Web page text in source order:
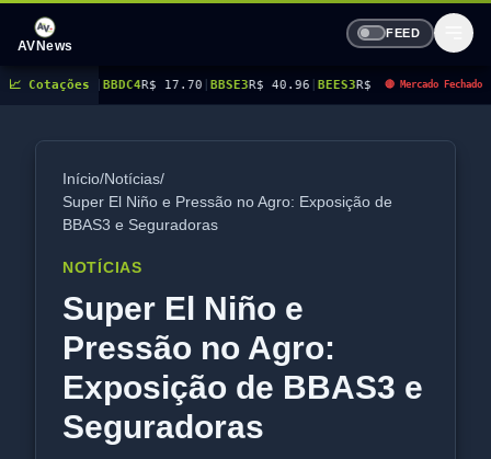
AVNews
FEED
📈 Cotações
R$ 17.70|BBSE3R$ 40.96 |BEES3R$ 8.77| BEES4R$ 9.03 |BMGB4R$ 5.43|
🔴 Mercado Fechado
Início/Notícias/
Super El Niño e Pressão no Agro: Exposição de
BBAS3 e Seguradoras
NOTÍCIAS
Super El Niño e
Pressão no Agro:
Exposição de BBAS3 e
Seguradoras